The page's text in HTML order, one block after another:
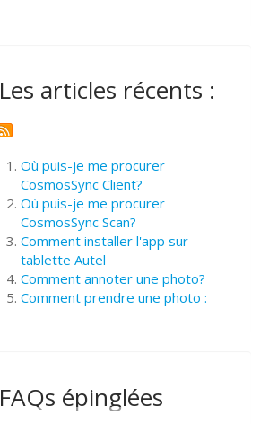
Les articles récents :
Où puis-je me procurer
CosmosSync Client?
Où puis-je me procurer
CosmosSync Scan?
Comment installer l'app sur
tablette Autel
Comment annoter une photo?
Comment prendre une photo :
FAQs épinglées